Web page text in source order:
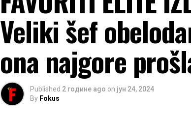
Veliki šef
ona najgore
Published 2 године ago on јун 24, 2024
By Fokus